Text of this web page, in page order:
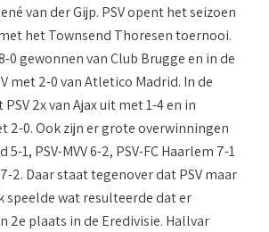
van der Gijp. PSV opent het seizoen
het Townsend Thoresen toernooi.
0 gewonnen van Club Brugge en in de
met 2-0 van Atletico Madrid. In de
2x van Ajax uit met 1-4 en in
2-0. Ook zijn er grote overwinningen
5-1, PSV-MVV 6-2, PSV-FC Haarlem 7-1
2. Daar staat tegenover dat PSV maar
speelde wat resulteerde dat er
2e plaats in de Eredivisie. Hallvar